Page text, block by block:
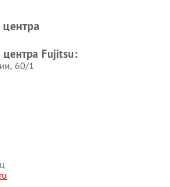
центра Fujitsu:
60/1